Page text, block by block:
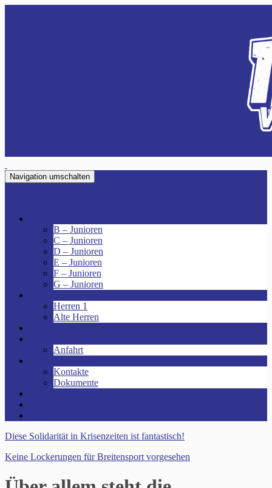
Navigation umschalten
B – Junioren
C – Junioren
D – Junioren
E – Junioren
F – Junioren
G – Junioren
Herren 1
Alte Herren
Anfahrt
Kontakte
Dokumente
Diese Solidarität in Krisenzeiten ist fantastisch!
Keine Lockerungen für Breitensport vorgesehen